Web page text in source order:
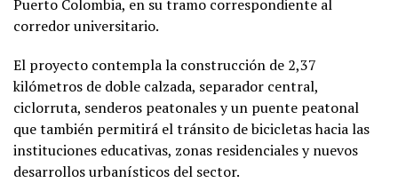
Puerto Colombia, en su tramo correspondiente al
corredor universitario.
El proyecto contempla la construcción de 2,37
kilómetros de doble calzada, separador central,
ciclorruta, senderos peatonales y un puente peatonal
que también permitirá el tránsito de bicicletas hacia las
instituciones educativas, zonas residenciales y nuevos
desarrollos urbanísticos del sector.